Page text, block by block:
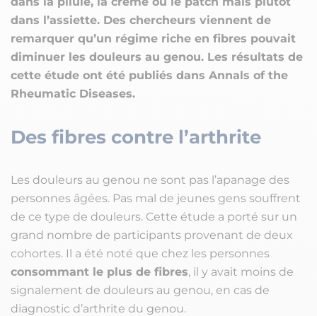
dans l’assiette. Des chercheurs viennent de
remarquer qu’un régime riche en fibres pouvait
diminuer les douleurs au genou. Les résultats de
cette étude ont été publiés dans Annals of the
Rheumatic Diseases.
Des fibres contre l’arthrite
Les douleurs au genou ne sont pas l’apanage des
personnes âgées. Pas mal de jeunes gens souffrent
de ce type de douleurs. Cette étude a porté sur un
grand nombre de participants provenant de deux
cohortes. Il a été noté que chez les personnes
consommant le plus de fibres, il y avait moins de
signalement de douleurs au genou, en cas de
diagnostic d’arthrite du genou.